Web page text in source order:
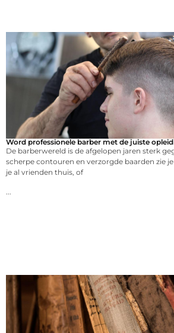
Word professionele barber met de juiste
De barberwereld is de afgelopen jaren sterk
scherpe contouren en verzorgde baarden zie
je al vrienden thuis, of